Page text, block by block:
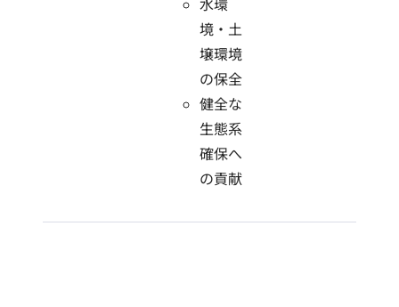
水環
境・土
壌環境
の保全
健全な
生態系
確保へ
の貢献